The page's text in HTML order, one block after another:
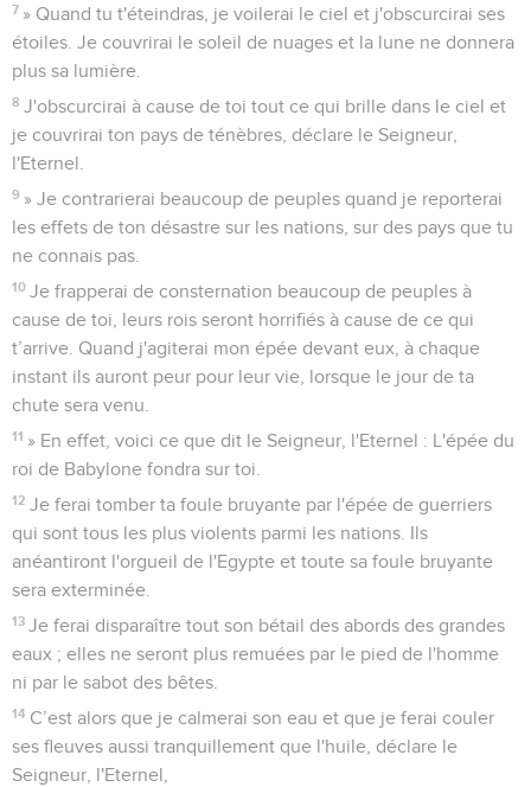
7 » Quand tu t'éteindras, je voilerai le ciel et j'obscurcirai ses
étoiles. Je couvrirai le soleil de nuages et la lune ne donnera
plus sa lumière.
8 J'obscurcirai à cause de toi tout ce qui brille dans le ciel et
je couvrirai ton pays de ténèbres, déclare le Seigneur,
l'Eternel.
9 » Je contrarierai beaucoup de peuples quand je reporterai
les effets de ton désastre sur les nations, sur des pays que tu
ne connais pas.
10 Je frapperai de consternation beaucoup de peuples à
cause de toi, leurs rois seront horrifiés à cause de ce qui
t’arrive. Quand j'agiterai mon épée devant eux, à chaque
instant ils auront peur pour leur vie, lorsque le jour de ta
chute sera venu.
11 » En effet, voici ce que dit le Seigneur, l'Eternel : L'épée du
roi de Babylone fondra sur toi.
12 Je ferai tomber ta foule bruyante par l'épée de guerriers
qui sont tous les plus violents parmi les nations. Ils
anéantiront l'orgueil de l'Egypte et toute sa foule bruyante
sera exterminée.
13 Je ferai disparaître tout son bétail des abords des grandes
eaux ; elles ne seront plus remuées par le pied de l'homme
ni par le sabot des bêtes.
14 C’est alors que je calmerai son eau et que je ferai couler
ses fleuves aussi tranquillement que l'huile, déclare le
Seigneur, l'Eternel,